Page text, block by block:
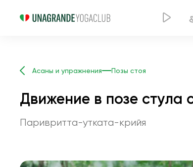
Асаны и упражнения Позы стоя
Движение в позе стула
Паривритта-утката-крийя